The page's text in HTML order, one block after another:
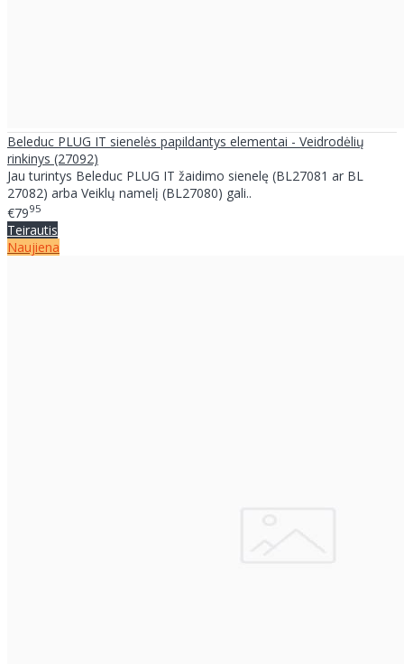
Beleduc PLUG IT sienelės papildantys elementai - Veidrodėlių
rinkinys (27092)
Jau turintys Beleduc PLUG IT žaidimo sienelę (BL27081 ar BL
27082) arba Veiklų namelį (BL27080) gali..
€7995
Teirautis
Naujiena